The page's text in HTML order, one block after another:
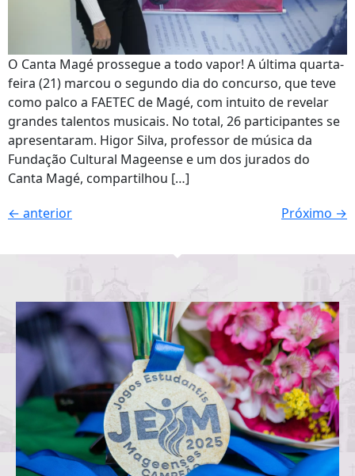
O Canta Magé prossegue a todo vapor! A última quarta-
feira (21) marcou o segundo dia do concurso, que teve
como palco a FAETEC de Magé, com intuito de revelar
grandes talentos musicais. No total, 26 participantes se
apresentaram. Higor Silva, professor de música da
Fundação Cultural Mageense e um dos jurados do
Canta Magé, compartilhou […]
← anterior Próximo →